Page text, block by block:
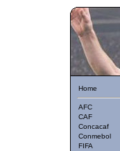
Home
AFC
CAF
Concacaf
Conmebol
FIFA